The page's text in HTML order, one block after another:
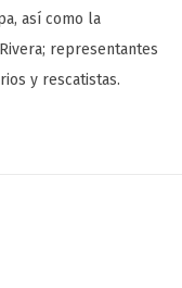
así como la
representantes
y rescatistas.